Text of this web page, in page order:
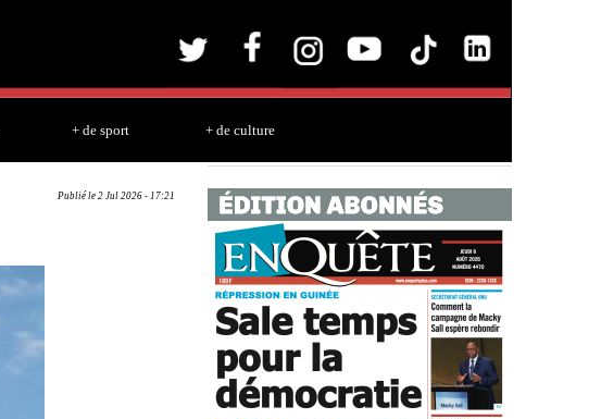
+ de sport + de culture
Publié le 2 Jul 2026 - 17:21